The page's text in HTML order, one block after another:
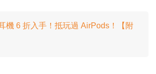
機 6 折入手！抵玩過 AirPods！【附